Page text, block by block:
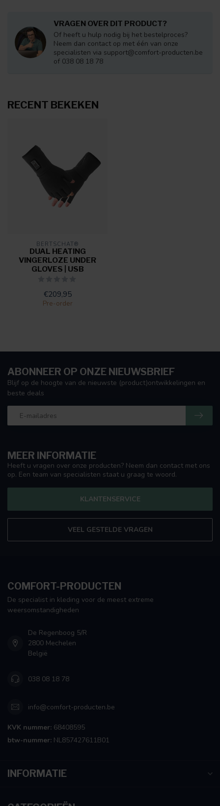
VRAGEN OVER DIT PRODUCT?
Of heeft u hulp nodig bij het bestelproces?
Neem dan contact op met één van onze
specialisten via support@comfort-producten.be
of 038 08 18 78
RECENT BEKEKEN
BERTSCHAT®
DUAL HEATING
VINGERLOZE UNDER
GLOVES | USB
€209,95
Pre-order
MEER INFORMATIE
Heeft u vragen over onze producten? Neem dan contact met ons
op. Een team van specialisten staat u graag te woord.
KLANTENSERVICE
VEEL GESTELDE VRAGEN
ABONNEER OP ONZE NIEUWSBRIEF
Blijf op de hoogte van de nieuwste (product)ontwikkelingen en
beste deals
COMFORT-PRODUCTEN
De specialist in kleding voor de meest extreme
weersomstandigheden
De Regenboog 5/R
2800 Mechelen
België
038 08 18 78
info@comfort-producten.be
KVK nummer: 68408595
btw-nummer: NL857427611B01
INFORMATIE